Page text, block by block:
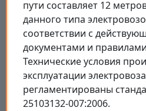
пути составляет 12
данного типа
соответствии с
документами и
Технические условия
эксплуатации
регламентированы
25103132-007:2006.